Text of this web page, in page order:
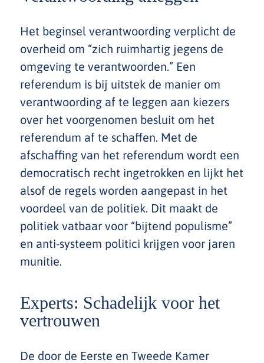
Het beginsel verantwoording verplicht de
overheid om “zich ruimhartig jegens de
omgeving te verantwoorden.” Een
referendum is bij uitstek de manier om
verantwoording af te leggen aan kiezers
over het voorgenomen besluit om het
referendum af te schaffen. Met de
afschaffing van het referendum wordt een
democratisch recht ingetrokken en lijkt het
alsof de regels worden aangepast in het
voordeel van de politiek. Dit maakt de
politiek vatbaar voor “bijtend populisme”
en anti-systeem politici krijgen voor jaren
munitie.
Experts: Schadelijk voor het
vertrouwen
De door de Eerste en Tweede Kamer